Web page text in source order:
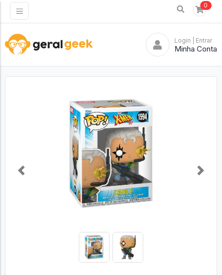
0
Login | Entrar
Minha Conta
Previous Next